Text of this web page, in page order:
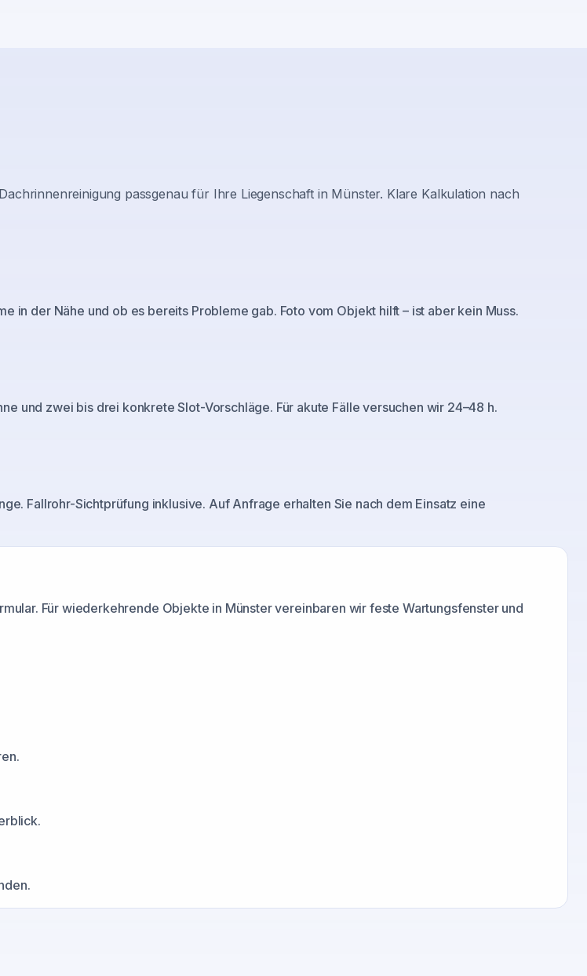
passgenau für Ihre Liegenschaft in Münster. Klare Kalkulation nach
in der Nähe und ob es bereits Probleme gab. Foto vom Objekt hilft – ist aber kein Muss.
und zwei bis drei konkrete Slot-Vorschläge. Für akute Fälle versuchen wir 24–48 h.
Fallrohr-Sichtprüfung inklusive. Auf Anfrage erhalten Sie nach dem Einsatz eine
Für wiederkehrende Objekte in Münstervereinbaren wir feste Wartungsfenster und